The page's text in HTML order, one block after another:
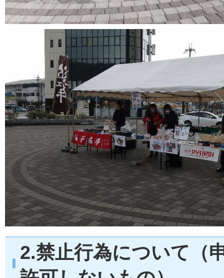
2.禁止行為について（